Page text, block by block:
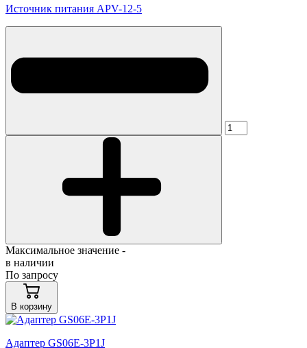
Источник питания APV-12-5
Максимальное значение -
в наличии
По запросу
В корзину
Адаптер GS06E-3P1J